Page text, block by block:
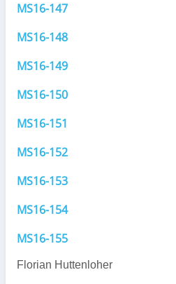
MS16-147
MS16-148
MS16-149
MS16-150
MS16-151
MS16-152
MS16-153
MS16-154
MS16-155
Florian Huttenloher